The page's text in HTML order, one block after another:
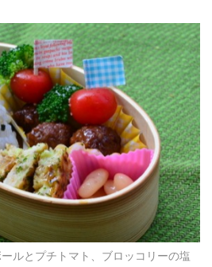
ルとプチトマト、ブロッコリーの塩